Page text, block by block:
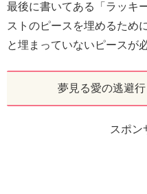
最後に書いてある「ラッキ
ストのピースを埋めるため
と埋まっていないピースが
夢見る愛の逃避
スポン